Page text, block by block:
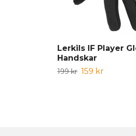
Lerkils IF Player
Handskar
199 kr 159 kr